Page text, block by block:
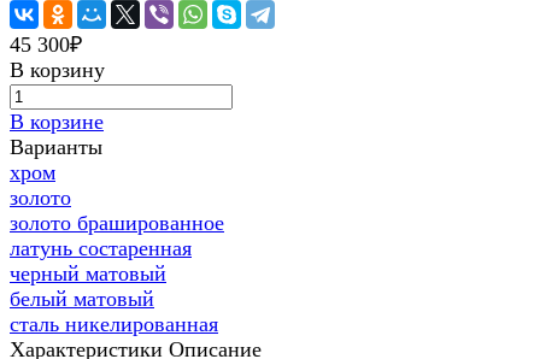
45 300₽
В корзину
В корзине
Варианты
хром
золото
золото брашированное
латунь состаренная
черный матовый
белый матовый
сталь никелированная
Характеристики Описание